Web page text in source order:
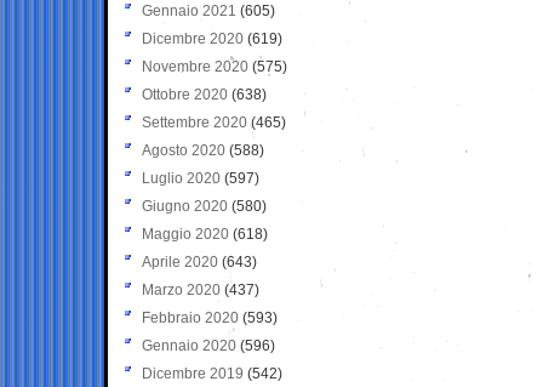
Gennaio 2021 (605)
Dicembre 2020 (619)
Novembre 2020 (575)
Ottobre 2020 (638)
Settembre 2020(465)
Agosto 2020 (588)
Luglio 2020 (597)
Giugno 2020 (580)
Maggio 2020 (618)
Aprile 2020 (643)
Marzo 2020 (437)
Febbraio 2020 (593)
Gennaio 2020 (596)
Dicembre 2019 (542)